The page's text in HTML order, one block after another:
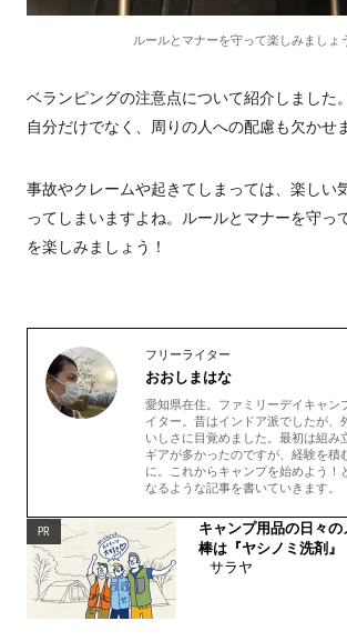
ルールとマナーを守って楽しみましょ
ベランピングの注意点について紹介しました
自分だけでなく、周りの人への配慮も欠かせ
事故やクレームや起きてしまっては、楽しい
ってしまいますよね。ルールとマナーを守っ
を楽しみましょう！
フリーライター
おおしまはな
愛知県在住。ファミリーデイキャン
イター。昔はインドア派でしたが、
いしさに目覚めました。最初は組み
ギアが多かったのですが、経験を積
に。これからキャンプを始めよう！
なるような記事を書いていきます。
PR
キャンプ用品の日々の
棒は『ヤシノミ洗剤』
サラヤ